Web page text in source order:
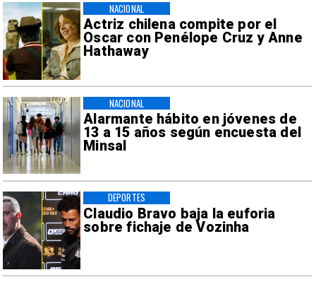
Actriz chilena compite por el
Oscar con Penélope Cruz y Anne
Hathaway
NACIONAL
Alarmante hábito en jóvenes de
13 a 15 años según encuesta del
Minsal
NACIONAL
Claudio Bravo baja la euforia
sobre fichaje de Vozinha
DEPORTES